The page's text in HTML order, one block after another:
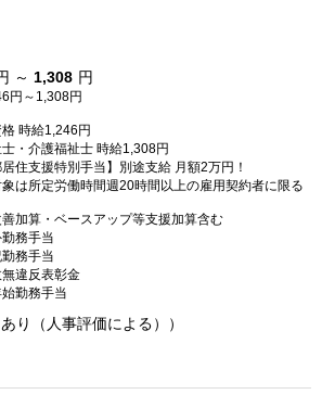
～ 1,308 円
円～1,308円
時給1,246円
・介護福祉士 時給1,308円
居住支援特別手当】別途支給 月額2万円！
象は所定労働時間週20時間以上の雇用契約者に限る
加算・ベースアップ等支援加算含む
務手当
務手当
違反表彰金
勤務手当
あり（人事評価による））